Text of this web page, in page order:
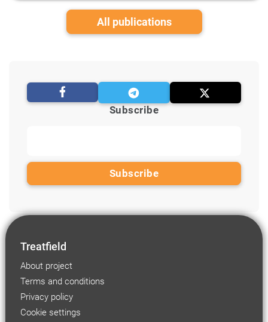
All publications
Subscribe
Treatfield
About project
Terms and conditions
Privacy policy
Cookie settings